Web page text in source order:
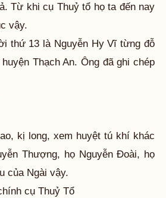
Từ khi cụ Thuỷ tổ họ ta đến nay
vậy.
thứ 13 là Nguyễn Hy Vĩ từng đỗ
Thạch An. Ông đã ghi chép
kị long, xem huyệt tú khí khác
Thượng, họ Nguyễn Đoài, họ
của Ngài vậy.
cụ Thuỷ Tổ